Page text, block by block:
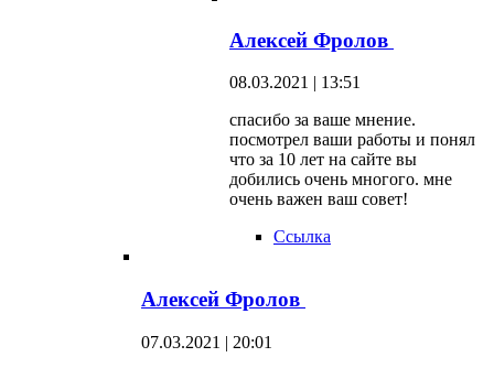
Алексей Фролов
08.03.2021 | 13:51
спасибо за ваше мнение.
посмотрел ваши работы и понял
что за 10 лет на сайте вы
добились очень многого. мне
очень важен ваш совет!
Ссылка
Алексей Фролов
07.03.2021 | 20:01